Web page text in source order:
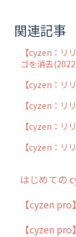
関連記事
【cyzen：リ
ゴを消去
【cyzen：リ
【cyzen：リ
【cyzen：リ
【cyzen：リ
はじめての
cyzen
簡易マニ
【cyzen
【cyzen